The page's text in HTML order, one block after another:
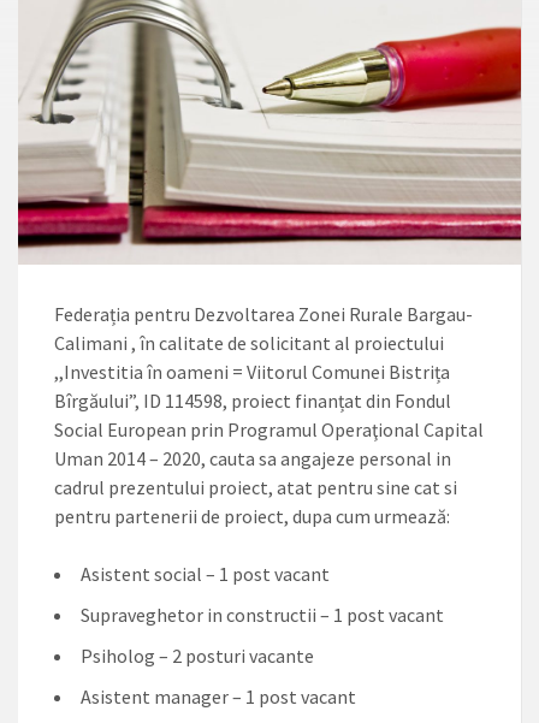
Federația pentru Dezvoltarea Zonei Rurale Bargau-
Calimani , în calitate de solicitant al proiectului
,,Investitia în oameni = Viitorul Comunei Bistrița
Bîrgăului”, ID 114598, proiect finanțat din Fondul
Social European prin Programul Operaţional Capital
Uman 2014 – 2020, cauta sa angajeze personal in
cadrul prezentului proiect, atat pentru sine cat si
pentru partenerii de proiect, dupa cum urmează:
Asistent social – 1 post vacant
Supraveghetor in constructii – 1 post vacant
Psiholog – 2 posturi vacante
Asistent manager – 1 post vacant